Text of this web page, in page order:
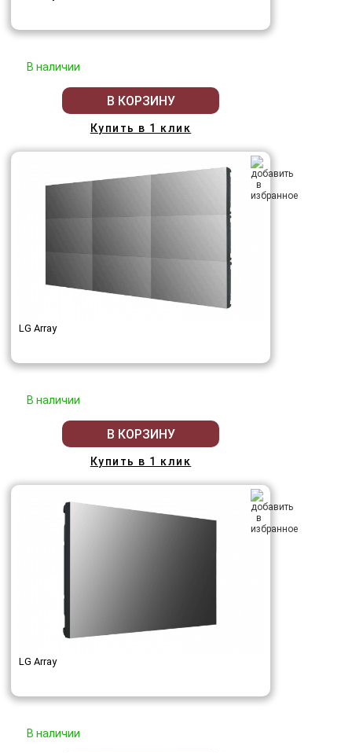
В наличии
В КОРЗИНУ
Купить в 1 клик
LG Array
В наличии
В КОРЗИНУ
Купить в 1 клик
LG Array
В наличии